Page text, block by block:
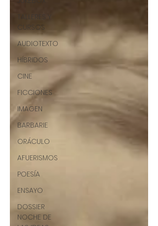
TALLERES Y
CURSOS
AUDIOTEXTO
HÍBRIDOS
CINE
FICCIONES
IMAGEN
BARBARIE
ORÁCULO
AFUERISMOS
POESÍA
ENSAYO
DOSSIER
NOCHE DE